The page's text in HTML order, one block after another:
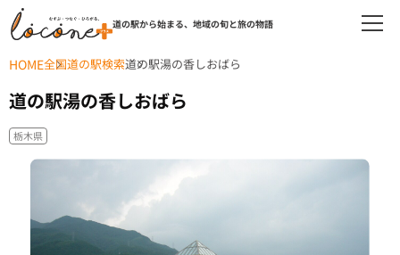
道の駅から始まる、地域の旬と旅の物語
HOME全国道の駅検索道の駅湯の香しおばら
道の駅湯の香しおばら
栃木県